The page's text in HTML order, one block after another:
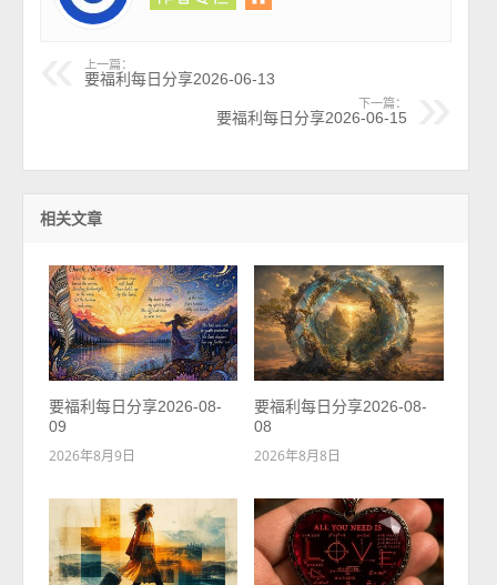
上一篇：
要福利每日分享2026-06-13
下一篇：
要福利每日分享2026-06-15
相关文章
要福利每日分享2026-08-
09
2026年8月9日
要福利每日分享2026-08-
08
2026年8月8日